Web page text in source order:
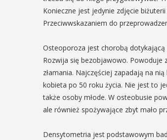
Konieczne jest jedynie zdjęcie
Przeciwwskazaniem do
Osteoporoza jest chorobą dotykającą
Rozwija się bezobjawowo. Powoduje
złamania. Najczęściej zapadają na
kobieta po 50 roku życia. Nie jest to
także osoby młode. W osteobusie
ale również spożywające zbyt mało
Densytometria jest podstawowym
Myślenicach odbędzie się
Turnieju Myślimira.
organizowane przez
w Myślenicach
W środę
odbędzie
rocznika